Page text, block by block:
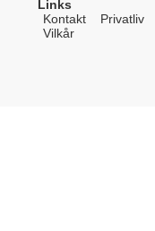
Links
Kontakt
Privatliv
Vilkår